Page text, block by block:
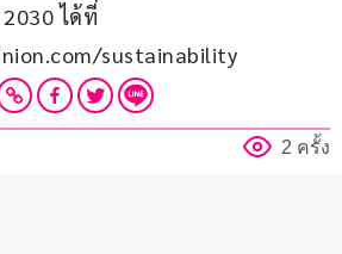
2030 ได้ที่
sustainability
2 ครั้ง